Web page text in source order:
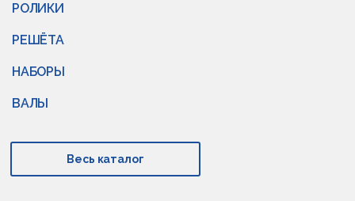
РОЛИКИ
РЕШЁТА
НАБОРЫ
ВАЛЫ
Весь каталог